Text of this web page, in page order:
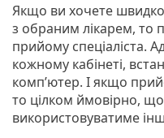
Якщо ви хочете швидко
з обраним лікарем, то
прийому спеціаліста.
кожному кабінеті,
комп’ютер. І якщо
то цілком ймовірно,
використовуватиме